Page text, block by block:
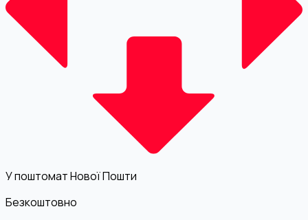
У поштомат Нової Пошти
Безкоштовно